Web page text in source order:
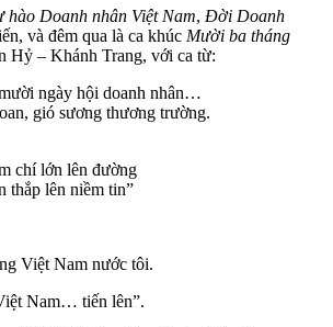
hào Doanh nhân Việt Nam, Đời Doanh
và đêm qua là ca khúc Mười ba tháng
Hỷ – Khánh Trang, với ca từ:
ngày hội doanh nhân…
gió sương thương trường.
chí lớn lên đường
thắp lên niềm tin”
Việt Nam nước tôi.
Nam… tiến lên”.